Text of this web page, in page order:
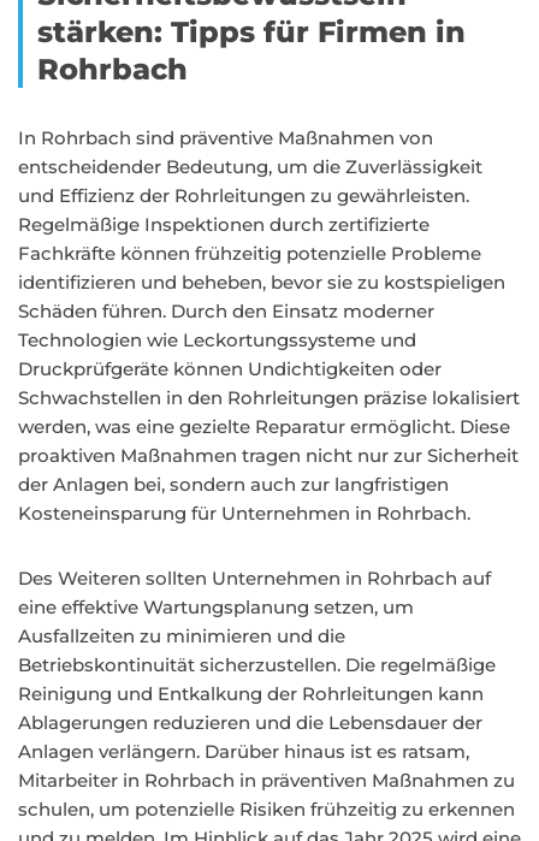
stärken: Tipps für Firmen in
Rohrbach
In Rohrbach sind präventive Maßnahmen von
entscheidender Bedeutung, um die Zuverlässigkeit
und Effizienz der Rohrleitungen zu gewährleisten.
Regelmäßige Inspektionen durch zertifizierte
Fachkräfte können frühzeitig potenzielle Probleme
identifizieren und beheben, bevor sie zu kostspieligen
Schäden führen. Durch den Einsatz moderner
Technologien wie Leckortungssysteme und
Druckprüfgeräte können Undichtigkeiten oder
Schwachstellen in den Rohrleitungen präzise lokalisiert
werden, was eine gezielte Reparatur ermöglicht. Diese
proaktiven Maßnahmen tragen nicht nur zur Sicherheit
der Anlagen bei, sondern auch zur langfristigen
Kosteneinsparung für Unternehmen in Rohrbach.
Des Weiteren sollten Unternehmen in Rohrbach auf
eine effektive Wartungsplanung setzen, um
Ausfallzeiten zu minimieren und die
Betriebskontinuität sicherzustellen. Die regelmäßige
Reinigung und Entkalkung der Rohrleitungen kann
Ablagerungen reduzieren und die Lebensdauer der
Anlagen verlängern. Darüber hinaus ist es ratsam,
Mitarbeiter in Rohrbach in präventiven Maßnahmen zu
schulen, um potenzielle Risiken frühzeitig zu erkennen